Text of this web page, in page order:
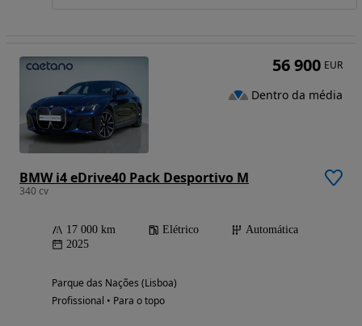
BMW i4 eDrive40 Pack Desportivo M
340 cv
17 000 km Elétrico
Automática
2025
Parque das Nações (Lisboa)
Profissional • Para o topo
56 900 EUR
Dentro da média